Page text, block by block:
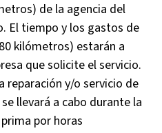
de la agencia del
El tiempo y los gastos de
kilómetros) estarán a
que solicite el servicio.
reparación y/o servicio de
llevará a cabo durante la
por horas